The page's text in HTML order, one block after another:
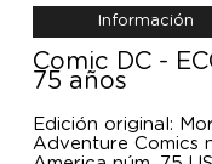
Información
Comic DC -
75 años
Edición original:
Adventure Comics